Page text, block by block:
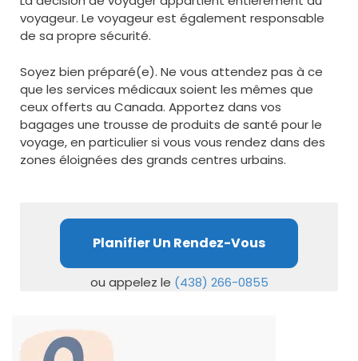
voyageur. Le voyageur est également responsable
de sa propre sécurité.
Soyez bien préparé(e). Ne vous attendez pas à ce
que les services médicaux soient les mêmes que
ceux offerts au Canada. Apportez dans vos
bagages une trousse de produits de santé pour le
voyage, en particulier si vous vous rendez dans des
zones éloignées des grands centres urbains.
Planifier Un Rendez-Vous
ou appelez le (438) 266-0855